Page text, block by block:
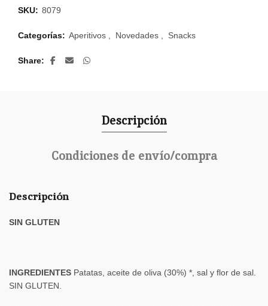
SKU: 8079
Categorías: Aperitivos , Novedades , Snacks
Share
Descripción
Condiciones de envío/compra
Descripción
SIN GLUTEN
INGREDIENTES Patatas, aceite de oliva (30%) *, sal y flor de sal.
SIN GLUTEN.